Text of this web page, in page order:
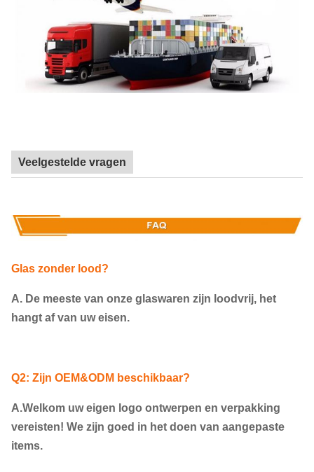
Veelgestelde vragen
Glas zonder lood?
A. De meeste van onze glaswaren zijn loodvrij, het
hangt af van uw eisen.
Q2: Zijn OEM&ODM beschikbaar?
A.Welkom uw eigen logo ontwerpen en verpakking
vereisten! We zijn goed in het doen van aangepaste
items.